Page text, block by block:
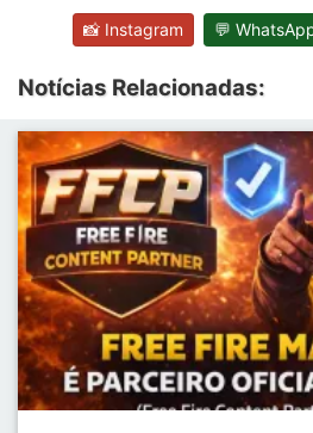
📸 Instagram 💬
Notícias Relacionadas: